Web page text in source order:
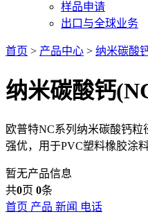
样品申请
出口与全球业务
首页 > 产品中心 > 纳米碳酸
纳米碳酸钙
欧普特NC系列纳米碳酸钙粒
强优，用于PVC塑料橡胶涂
暂无产品信息
共0页 0条
首页 产品 新闻 电话